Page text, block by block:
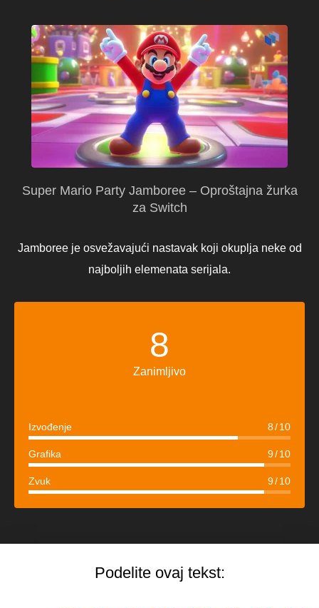
Super Mario Party Jamboree – Oproštajna žurka
za Switch
Jamboree je osvežavajući nastavak koji okuplja neke od
najboljih elemenata serijala.
8
Zanimljivo
Izvođenje 8 10
Grafika 9 10
Zvuk 9 10
Podelite ovaj tekst: